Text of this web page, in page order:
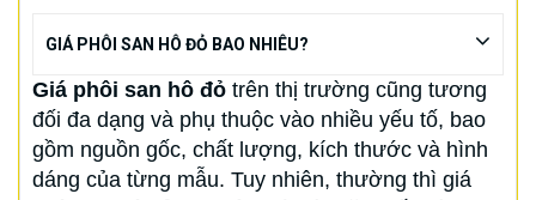
GIÁ PHÔI SAN HÔ ĐỎ BAO NHIÊU?
Giá phôi san hô đỏ trên thị trường cũng tương
đối đa dạng và phụ thuộc vào nhiều yếu tố, bao
gồm nguồn gốc, chất lượng, kích thước và hình
dáng của từng mẫu. Tuy nhiên, thường thì giá